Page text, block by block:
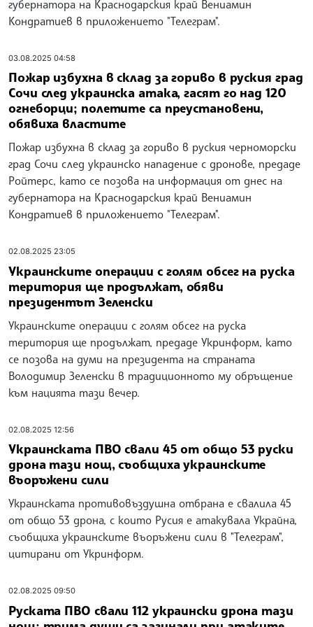
губернатора на Краснодарския край Вениамин
Кондратиев в приложението "Телеграм".
03.08.2025 04:58
Пожар избухна в склад за гориво в руския град
Сочи след украинска атака, гасят го над 120
огнеборци; полетите са преустановени,
обявиха властите
Пожар избухна в склад за гориво в руския черноморски
град Сочи след украинско нападение с дронове, предаде
Ройтерс, като се позова на информация от днес на
губернатора на Краснодарския край Вениамин
Кондратиев в приложението "Телеграм".
02.08.2025 23:05
Украинските операции с голям обсег на руска
територия ще продължат, обяви
президентът Зеленски
Украинските операции с голям обсег на руска
територия ще продължат, предаде Укринформ, като
се позова на думи на президента на страната
Володимир Зеленски в традиционното му обръщение
към нацията тази вечер.
02.08.2025 12:56
Украинската ПВО свали 45 от общо 53 руски
дрона тази нощ, съобщиха украинските
въоръжени сили
Украинската противовъздушна отбрана е свалила 45
от общо 53 дрона, с които Русия е атакувала Украйна,
съобщиха украинските въоръжени сили в "Телеграм",
цитирани от Укринформ.
02.08.2025 09:50
Руската ПВО свали 112 украински дрона тази